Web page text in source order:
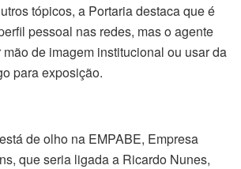
tópicos, a Portaria destaca que é
pessoal nas redes, mas o agente
de imagem institucional ou usar da
para exposição.
de olho na EMPABE, Empresa
que seria ligada a Ricardo Nunes,